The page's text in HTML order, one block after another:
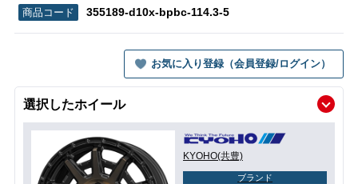
355189-d10x-bpbc-114.3-5
お気に入り登録（会員登録/ログイン）
選択したホイール
KYOHO(共豊)
ブランド